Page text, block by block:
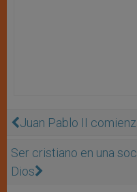
Juan Pablo II
Ser cristiano en una
Dios